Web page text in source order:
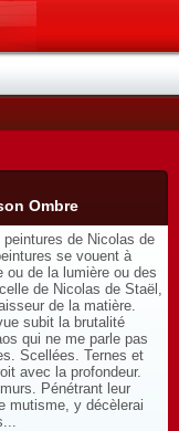
Ombre
de Nicolas de
se vouent à
ou de la lumière ou des
de Nicolas de Staël,
de la matière.
subit la brutalité
qui ne me parle pas
Scellées. Ternes et
avec la profondeur.
Pénétrant leur
mutisme, y décèlerai